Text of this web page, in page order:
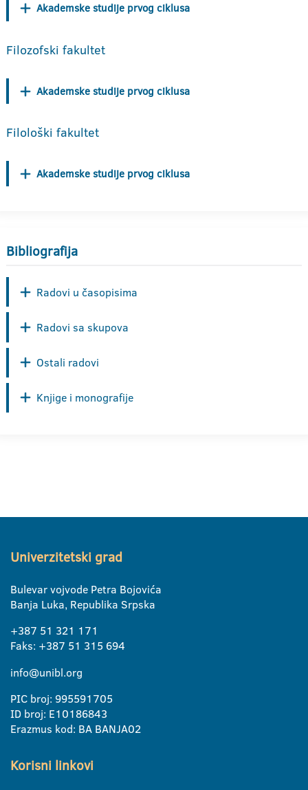
Akademske studije prvog ciklusa
Filozofski fakultet
Akademske studije prvog ciklusa
Filološki fakultet
Akademske studije prvog ciklusa
Bibliografija
Radovi u časopisima
Radovi sa skupova
Ostali radovi
Knjige i monografije
Univerzitetski grad
Bulevar vojvode Petra Bojovića
Banja Luka, Republika Srpska
+387 51 321 171
Faks: +387 51 315 694
info@unibl.org
PIC broj: 995591705
ID broj: E10186843
Erazmus kod: BA BANJA02
Korisni linkovi